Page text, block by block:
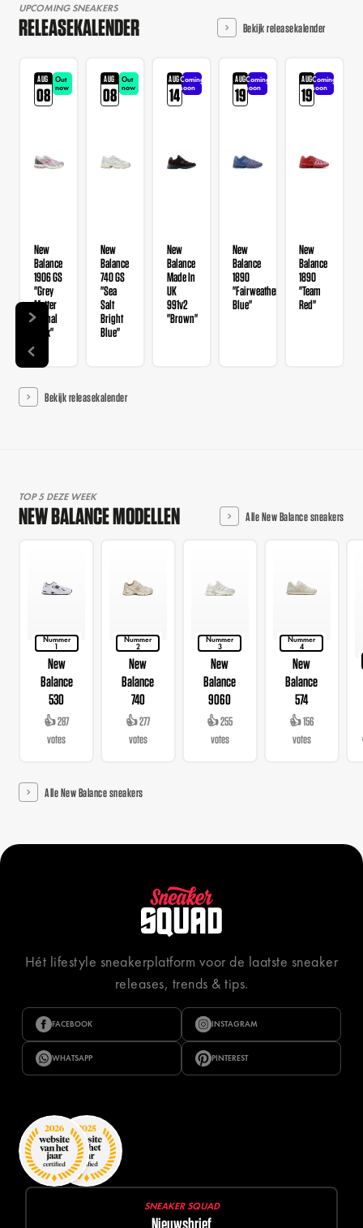
UPCOMING SNEAKERS
RELEASEKALENDER Bekijk releasekalender
AUG
08
Out
now
New
Balance
1906 GS
"Grey
Matter
Signal
Pink"
AUG
08
Out
now
New
Balance
740 GS
"Sea
Salt
Bright
Blue"
AUG
14
Coming
soon
New
Balance
Made In
UK
991v2
"Brown"
AUG
19
Coming
soon
New
Balance
1890
"Fairweather
Blue"
AUG
19
Coming
soon
New
Balance
1890
"Team
Red"
Bekijk releasekalender
TOP 5 DEZE WEEK
NEW BALANCE MODELLEN Alle New Balance sneakers
Nummer
1
New
Balance
530
👍 287
votes
Nummer
2
New
Balance
740
👍 277
votes
Nummer
3
New
Balance
9060
👍 255
votes
Nummer
4
New
Balance
574
👍 156
votes
Alle New Balance sneakers
Hét lifestyle sneakerplatform voor de laatste sneaker
releases, trends & tips.
FACEBOOK INSTAGRAM
WHATSAPP PINTEREST
SNEAKER SQUAD
Nieuwsbrief